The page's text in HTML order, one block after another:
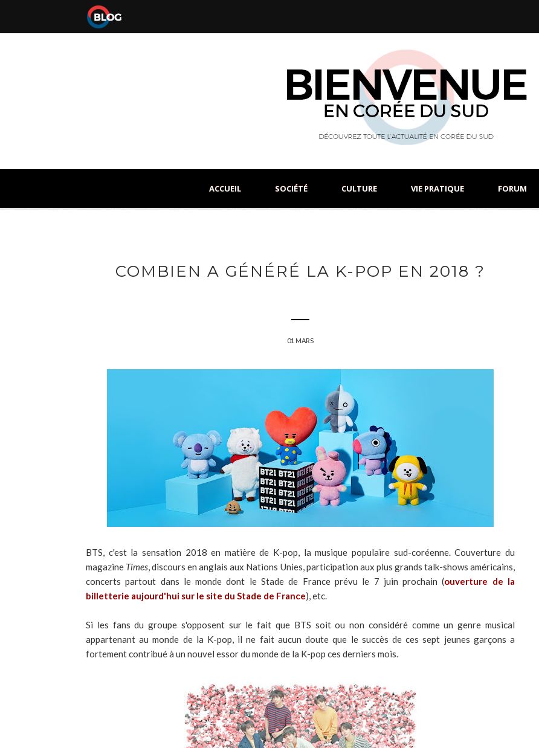
ACCUEIL SOCIÉTÉ CULTURE VIE PRATIQUE FORUM
COMBIEN A GÉNÉRÉ LA K-POP EN 2018 ?
01 MARS
BTS, c'est la sensation 2018 en matière de K-pop, la musique populaire sud-coréenne. Couverture du
magazine Times, discours en anglais aux Nations Unies, participation aux plus grands talk-shows américains,
concerts partout dans le monde dont le Stade de France prévu le 7 juin prochain (ouverture de la
billetterie aujourd'hui sur le site du Stade de France), etc.
Si les fans du groupe s'opposent sur le fait que BTS soit ou non considéré comme un genre musical
appartenant au monde de la K-pop, il ne fait aucun doute que le succès de ces sept jeunes garçons a
fortement contribué à un nouvel essor du monde de la K-pop ces derniers mois.